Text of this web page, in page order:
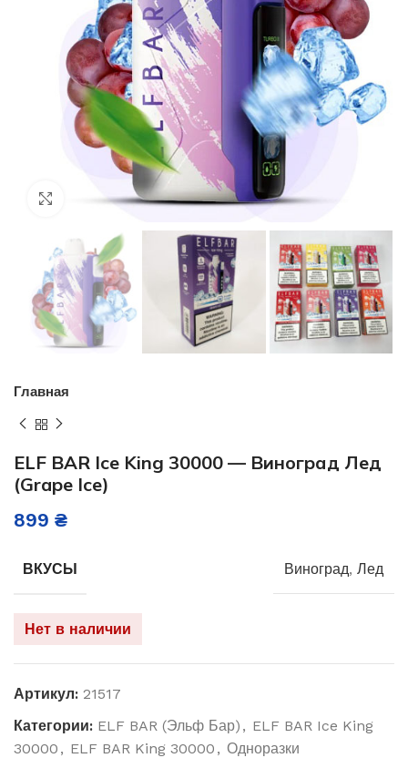
Нажмите, чтобы увеличить
Главная
ELF BAR Ice King 30000 — Виноград Лед
(Grape Ice)
899 ₴
ВКУСЫ Виноград, Лед
Нет в наличии
Артикул: 21517
Категории: ELF BAR (Эльф Бар) , ELF BAR Ice King
30000 , ELF BAR King 30000 , Одноразки